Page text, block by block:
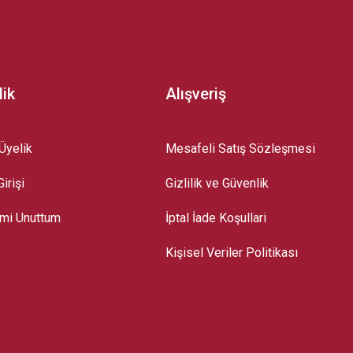
Unuttum
Alışveriş
Mesafeli Satış Sözleşmesi
Gizlilik ve Güvenlik
İptal İade Koşullari
Kişisel Veriler Politikası